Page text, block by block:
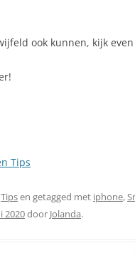
ook kunnen, kijk
Tips
Tipsen getagged met iphone,
2020door Jolanda.